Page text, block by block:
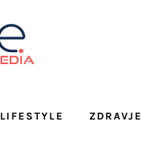
LIFESTYLE ZDRAVJE